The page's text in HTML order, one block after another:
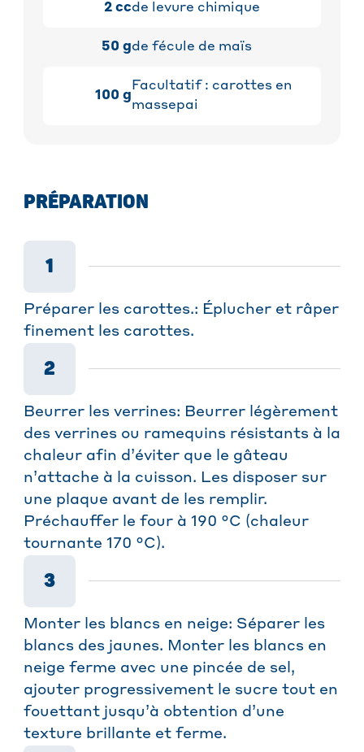
2 ccde levure chimique
50 gde fécule de maïs
100 g
Facultatif : carottes en
massepai
PRÉPARATION
1
Préparer les carottes.: Éplucher et râper
finement les carottes.
2
Beurrer les verrines: Beurrer légèrement
des verrines ou ramequins résistants à la
chaleur afin d’éviter que le gâteau
n’attache à la cuisson. Les disposer sur
une plaque avant de les remplir.
Préchauffer le four à 190 °C (chaleur
tournante 170 °C).
3
Monter les blancs en neige: Séparer les
blancs des jaunes. Monter les blancs en
neige ferme avec une pincée de sel,
ajouter progressivement le sucre tout en
fouettant jusqu’à obtention d’une
texture brillante et ferme.